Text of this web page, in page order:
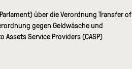
über die Verordnung Transfer of
gegen Geldwäsche und
Service Providers (CASP)